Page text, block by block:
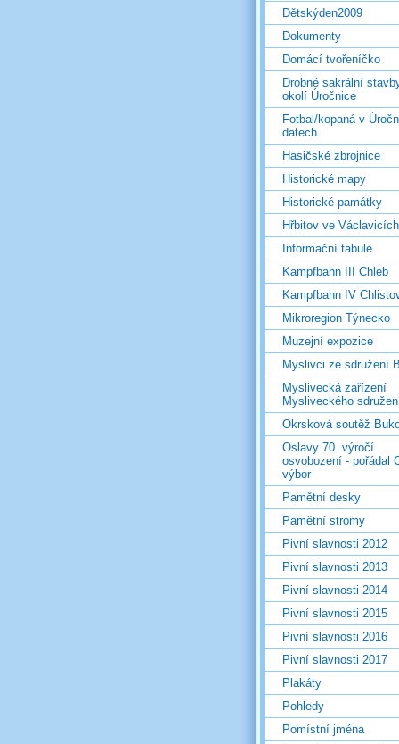
Dětskýden2009
Dokumenty
Domácí tvořeníčko
Drobné sakrální
okolí Úročnice
Fotbal/kopaná v
datech
Hasičské zbrojnice
Historické mapy
Historické památky
Hřbitov ve Václavicích
Informační tabule
Kampfbahn III Chleb
Kampfbahn IV
Mikroregion Týnecko
Muzejní expozice
Myslivci ze sdružení
Myslivecká zařízení
Mysliveckého
Okrsková soutěž
Oslavy 70. výročí
osvobození - pořádal
výbor
Pamětní desky
Pamětní stromy
Pivní slavnosti 2012
Pivní slavnosti 2013
Pivní slavnosti 2014
Pivní slavnosti 2015
Pivní slavnosti 2016
Pivní slavnosti 2017
Plakáty
Pohledy
Pomístní jména